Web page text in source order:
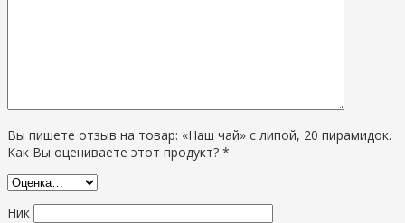
Вы пишете отзыв на товар: «Наш чай» с липой, 20 пирамидок.
Как Вы оцениваете этот продукт? *
Ник